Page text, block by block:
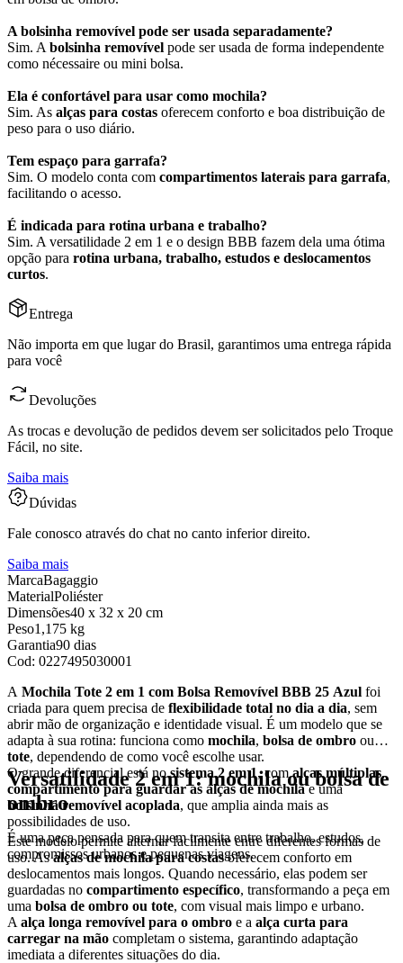
A bolsinha removível pode ser usada separadamente?
Sim. A bolsinha removível pode ser usada de forma independente
como nécessaire ou mini bolsa.
Ela é confortável para usar como mochila?
Sim. As alças para costas oferecem conforto e boa distribuição de
peso para o uso diário.
Tem espaço para garrafa?
Sim. O modelo conta com compartimentos laterais para garrafa,
facilitando o acesso.
É indicada para rotina urbana e trabalho?
Sim. A versatilidade 2 em 1 e o design BBB fazem dela uma ótima
opção para rotina urbana, trabalho, estudos e deslocamentos
curtos.
Entrega
Não importa em que lugar do Brasil, garantimos uma entrega rápida
para você
Devoluções
As trocas e devolução de pedidos devem ser solicitados pelo Troque
Fácil, no site.
Saiba mais
Dúvidas
Fale conosco através do chat no canto inferior direito.
Saiba mais
MarcaBagaggio
MaterialPoliéster
Dimensões40 x 32 x 20 cm
Peso1,175 kg
Garantia90 dias
Cod: 0227495030001
A Mochila Tote 2 em 1 com Bolsa Removível BBB 25 Azul foi
criada para quem precisa de flexibilidade total no dia a dia, sem
abrir mão de organização e identidade visual. É um modelo que se
adapta à sua rotina: funciona como mochila, bolsa de ombro ou
tote, dependendo de como você escolhe usar.
O grande diferencial está nosistema 2 em 1, comalças múltiplas,
compartimento para guardar as alças de mochilae uma
bolsinha removível acoplada, que amplia ainda mais as
possibilidades de uso.
É uma peça pensada para quem transita entre trabalho, estudos,
compromissos urbanos e pequenas viagens.
Versatilidade 2 em 1: mochila ou bolsa de
ombro
Este modelo permite alternar facilmente entre diferentes formas de
uso. Asalças de mochila para costasoferecem conforto em
deslocamentos mais longos. Quando necessário, elas podem ser
guardadas no compartimento específico, transformando a peça em
uma bolsa de ombro ou tote, com visual mais limpo e urbano.
A alça longa removível para o ombro e a alça curta para
carregar na mão completam o sistema, garantindo adaptação
imediata a diferentes situações do dia.